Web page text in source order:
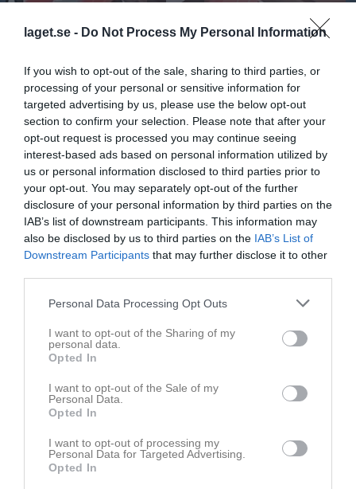
laget.se - Do Not Process My Personal Information
If you wish to opt-out of the sale, sharing to third parties, or
processing of your personal or sensitive information for
targeted advertising by us, please use the below opt-out
section to confirm your selection. Please note that after your
opt-out request is processed you may continue seeing
interest-based ads based on personal information utilized by
us or personal information disclosed to third parties prior to
your opt-out. You may separately opt-out of the further
disclosure of your personal information by third parties on the
IAB’s list of downstream participants. This information may
also be disclosed by us to third parties on the IAB’s List of
Downstream Participants that may further disclose it to other
Personal Data Processing Opt Outs
I want to opt-out of the Sharing of my
personal data.
Opted In
I want to opt-out of the Sale of my
Personal Data.
Opted In
I want to opt-out of processing my
Personal Data for Targeted Advertising.
Opted In
Jumpyard 2019 - 11
Senast uppdaterade album
Familjeträning 8/10-2022
6 bilder
Tidigare tävlingar Kommande tävlingar
Skåneserien 1 Knislinge
15 mar
Senior- och ungdom
Knislinge Judo Open
1 okt, 08:00
Startgruppen
Skåneserie 2